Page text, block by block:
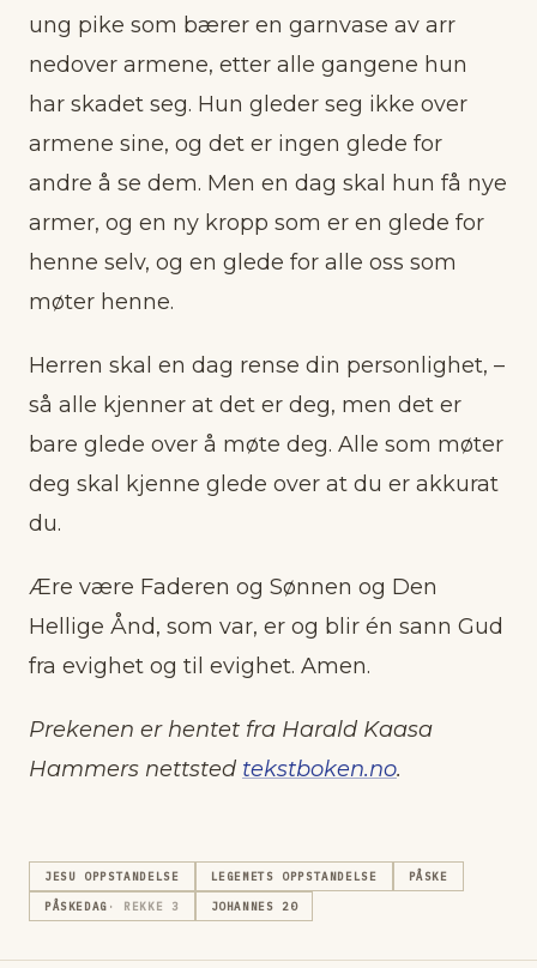
ung pike som bærer en garnvase av arr
nedover armene, etter alle gangene hun
har skadet seg. Hun gleder seg ikke over
armene sine, og det er ingen glede for
andre å se dem. Men en dag skal hun få nye
armer, og en ny kropp som er en glede for
henne selv, og en glede for alle oss som
møter henne.
Herren skal en dag rense din personlighet, –
så alle kjenner at det er deg, men det er
bare glede over å møte deg. Alle som møter
deg skal kjenne glede over at du er akkurat
du.
Ære være Faderen og Sønnen og Den
Hellige Ånd, som var, er og blir én sann Gud
fra evighet og til evighet. Amen.
Prekenen er hentet fra Harald Kaasa
Hammers nettsted tekstboken.no.
JESU OPPSTANDELSE LEGEMETS OPPSTANDELSE PÅSKE
PÅSKEDAG · REKKE 3 JOHANNES 20